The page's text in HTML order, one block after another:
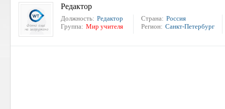
Редактор
Должность: Редактор
Группа: Мир учителя
Страна: Россия
Регион: Санкт-Петербург